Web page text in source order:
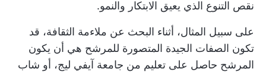
نقص التنوع الذي يعيق الابتكار والنمو.
على سبيل المثال، أثناء البحث عن ملاءمة الثقافة، قد
تكون الصفات الجيدة المتصورة للمرشح هي أن يكون
المرشح حاصل على تعليم من جامعة آيفي ليج، أو شاب